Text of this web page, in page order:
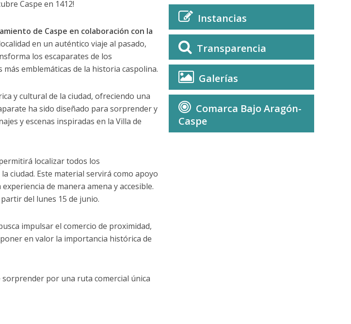
Caspe en 1412!
de Caspe en colaboración con la
en un auténtico viaje al pasado,
los escaparates de los
emblemáticas de la historia caspolina.
y cultural de la ciudad, ofreciendo una
ha sido diseñado para sorprender y
y escenas inspiradas en la Villa de
localizar todos los
ciudad. Este material servirá como apoyo
de manera amena y accesible.
del lunes 15 de junio.
impulsar el comercio de proximidad,
en valor la importancia histórica de
sorprender por una ruta comercial única
Instancias
Transparencia
Galerías
Comarca Bajo Aragón-
Caspe